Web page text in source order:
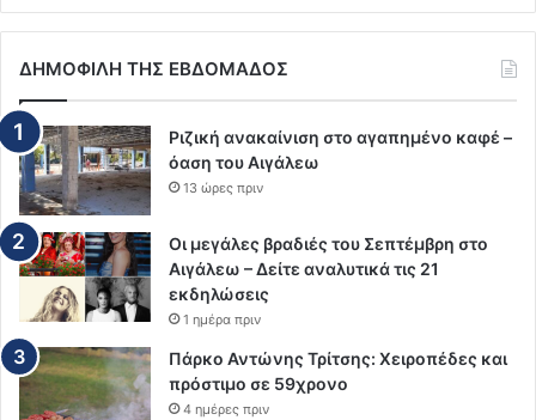
ΔΗΜΟΦΙΛΗ ΤΗΣ ΕΒΔΟΜΑΔΟΣ
Ριζική ανακαίνιση στο αγαπημένο καφέ –
όαση του Αιγάλεω
13 ώρες πριν
Οι μεγάλες βραδιές του Σεπτέμβρη στο
Αιγάλεω – Δείτε αναλυτικά τις 21
εκδηλώσεις
1 ημέρα πριν
Πάρκο Αντώνης Τρίτσης: Χειροπέδες και
πρόστιμο σε 59χρονο
4 ημέρες πριν